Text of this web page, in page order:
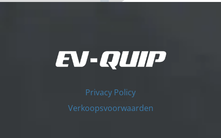
Privacy Policy
Verkoopsvoorwaarden